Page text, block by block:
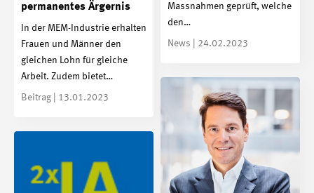
Massnahmen geprüft, welche
den…
News | 24.02.2023
permanentes Ärgernis
In der MEM-Industrie erhalten
Frauen und Männer den
gleichen Lohn für gleiche
Arbeit. Zudem bietet…
Beitrag | 13.01.2023